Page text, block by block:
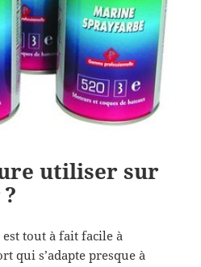
utiliser sur
tout à fait facile à
qui s’adapte presque à